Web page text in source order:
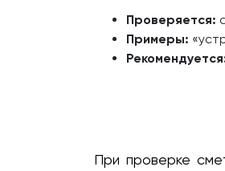
Проверяется:
Примеры:
При проверке